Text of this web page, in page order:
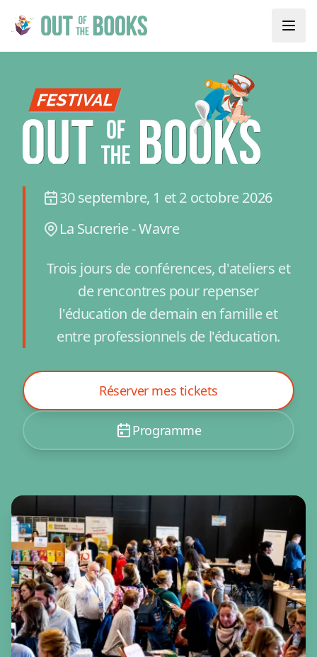
30 septembre, 1 et 2 octobre 2026
La Sucrerie - Wavre
Trois jours de conférences, d'ateliers et
de rencontres pour repenser
l'éducation de demain en famille et
entre professionnels de l'éducation.
Réserver mes tickets
Programme